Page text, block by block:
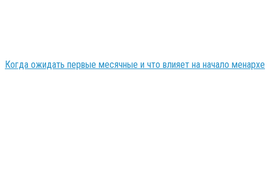
Когда ожидать первые месячные и что влияет на начало менархе